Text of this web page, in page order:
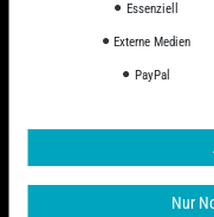
Essenziell
Externe Medien
PayPal
Nur